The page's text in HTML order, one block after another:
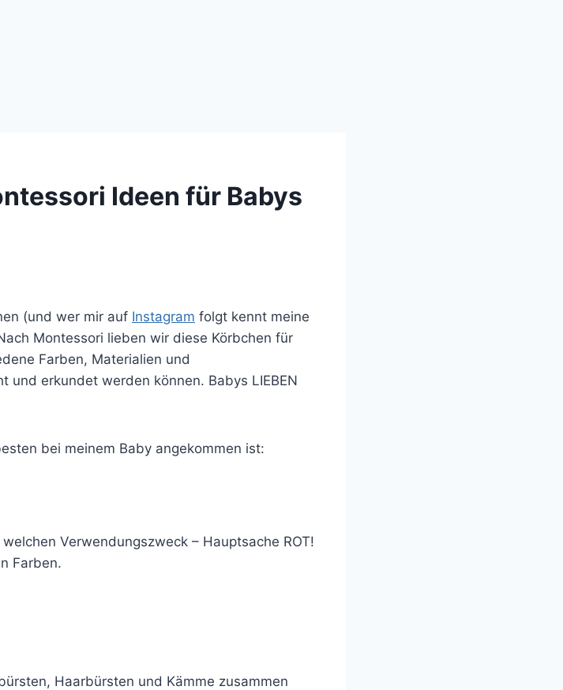
Ideen für Babys
(und wer mir auf Instagram folgt kennt meine
Montessori lieben wir diese Körbchen für
Farben, Materialien und
und erkundet werden können. Babys LIEBEN
bei meinem Baby angekommen ist:
Verwendungszweck – Hauptsache ROT!
Farben.
Haarbürsten und Kämme zusammen